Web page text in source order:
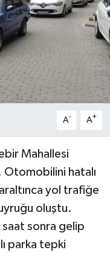
A- A+
Mahallesi
Otomobilini hatalı
yol trafiğe
oluştu.
saat sonra gelip
parka tepki